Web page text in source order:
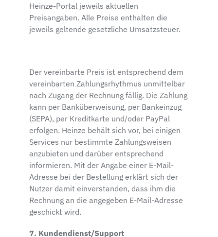
Heinze-Portal jeweils aktuellen
Preisangaben. Alle Preise enthalten die
jeweils geltende gesetzliche Umsatzsteuer.
Der vereinbarte Preis ist entsprechend dem
vereinbarten Zahlungsrhythmus unmittelbar
nach Zugang der Rechnung fällig. Die Zahlung
kann per Banküberweisung, per Bankeinzug
(SEPA), per Kreditkarte und/oder PayPal
erfolgen. Heinze behält sich vor, bei einigen
Services nur bestimmte Zahlungsweisen
anzubieten und darüber entsprechend
informieren. Mit der Angabe einer E-Mail-
Adresse bei der Bestellung erklärt sich der
Nutzer damit einverstanden, dass ihm die
Rechnung an die angegeben E-Mail-Adresse
geschickt wird.
7. Kundendienst/Support